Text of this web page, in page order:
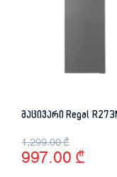
მაცივარი Regal
1,299.00₾
Original
price
997.00 ₾
Current
price